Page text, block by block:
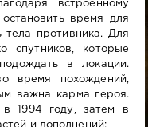
встроенному
время для
противника. Для
спутников, которые
в локации.
время похождений,
важна карма героя.
в 1994 году, затем в
и дополнений: